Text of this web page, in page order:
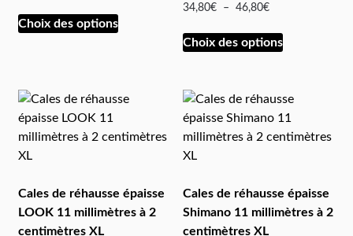
Choix des options
34,80€ – 46,80€
Choix des options
Cales de réhausse épaisse
LOOK 11 millimètres à 2
centimètres XL
Cales de réhausse épaisse
Shimano 11 millimètres à 2
centimètres XL